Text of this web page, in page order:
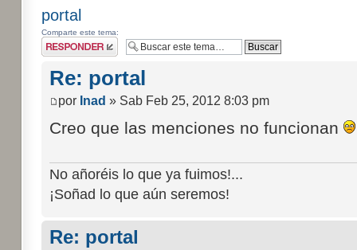
portal
Comparte este tema:
Publicar una
respuesta
Re: portal
por Inad » Sab Feb 25, 2012 8:03 pm
Creo que las menciones no funcionan
No añoréis lo que ya fuimos!...
¡Soñad lo que aún seremos!
Re: portal